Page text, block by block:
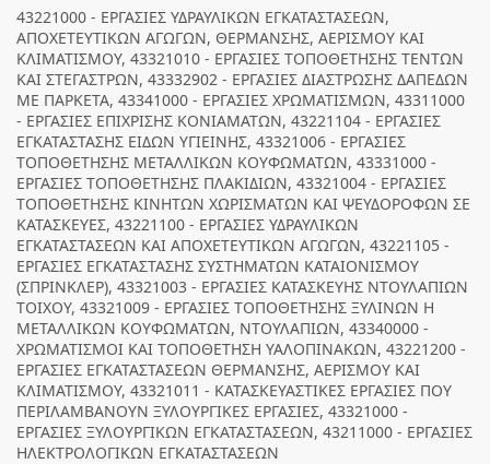
43221000 - ΕΡΓΑΣΙΕΣ ΥΔΡΑΥΛΙΚΩΝ ΕΓΚΑΤΑΣΤΑΣΕΩΝ,
ΑΠΟΧΕΤΕΥΤΙΚΩΝ ΑΓΩΓΩΝ, ΘΕΡΜΑΝΣΗΣ, ΑΕΡΙΣΜΟΥ ΚΑΙ
ΚΛΙΜΑΤΙΣΜΟΥ, 43321010 - ΕΡΓΑΣΙΕΣ ΤΟΠΟΘΕΤΗΣΗΣ ΤΕΝΤΩΝ
ΚΑΙ ΣΤΕΓΑΣΤΡΩΝ, 43332902 - ΕΡΓΑΣΙΕΣ ΔΙΑΣΤΡΩΣΗΣ ΔΑΠΕΔΩΝ
ΜΕ ΠΑΡΚΕΤΑ, 43341000 - ΕΡΓΑΣΙΕΣ ΧΡΩΜΑΤΙΣΜΩΝ, 43311000
- ΕΡΓΑΣΙΕΣ ΕΠΙΧΡΙΣΗΣ ΚΟΝΙΑΜΑΤΩΝ, 43221104 - ΕΡΓΑΣΙΕΣ
ΕΓΚΑΤΑΣΤΑΣΗΣ ΕΙΔΩΝ ΥΓΙΕΙΝΗΣ, 43321006 - ΕΡΓΑΣΙΕΣ
ΤΟΠΟΘΕΤΗΣΗΣ ΜΕΤΑΛΛΙΚΩΝ ΚΟΥΦΩΜΑΤΩΝ, 43331000 -
ΕΡΓΑΣΙΕΣ ΤΟΠΟΘΕΤΗΣΗΣ ΠΛΑΚΙΔΙΩΝ, 43321004 - ΕΡΓΑΣΙΕΣ
ΤΟΠΟΘΕΤΗΣΗΣ ΚΙΝΗΤΩΝ ΧΩΡΙΣΜΑΤΩΝ ΚΑΙ ΨΕΥΔΟΡΟΦΩΝ ΣΕ
ΚΑΤΑΣΚΕΥΕΣ, 43221100 - ΕΡΓΑΣΙΕΣ ΥΔΡΑΥΛΙΚΩΝ
ΕΓΚΑΤΑΣΤΑΣΕΩΝ ΚΑΙ ΑΠΟΧΕΤΕΥΤΙΚΩΝ ΑΓΩΓΩΝ, 43221105 -
ΕΡΓΑΣΙΕΣ ΕΓΚΑΤΑΣΤΑΣΗΣ ΣΥΣΤΗΜΑΤΩΝ ΚΑΤΑΙΟΝΙΣΜΟΥ
(ΣΠΡΙΝΚΛΕΡ), 43321003 - ΕΡΓΑΣΙΕΣ ΚΑΤΑΣΚΕΥΗΣ ΝΤΟΥΛΑΠΙΩΝ
ΤΟΙΧΟΥ, 43321009 - ΕΡΓΑΣΙΕΣ ΤΟΠΟΘΕΤΗΣΗΣ ΞΥΛΙΝΩΝ Η
ΜΕΤΑΛΛΙΚΩΝ ΚΟΥΦΩΜΑΤΩΝ, ΝΤΟΥΛΑΠΙΩΝ, 43340000 -
ΧΡΩΜΑΤΙΣΜΟΙ ΚΑΙ ΤΟΠΟΘΕΤΗΣΗ ΥΑΛΟΠΙΝΑΚΩΝ, 43221200 -
ΕΡΓΑΣΙΕΣ ΕΓΚΑΤΑΣΤΑΣΕΩΝ ΘΕΡΜΑΝΣΗΣ, ΑΕΡΙΣΜΟΥ ΚΑΙ
ΚΛΙΜΑΤΙΣΜΟΥ, 43321011 - ΚΑΤΑΣΚΕΥΑΣΤΙΚΕΣ ΕΡΓΑΣΙΕΣ ΠΟΥ
ΠΕΡΙΛΑΜΒΑΝΟΥΝ ΞΥΛΟΥΡΓΙΚΕΣ ΕΡΓΑΣΙΕΣ, 43321000 -
ΕΡΓΑΣΙΕΣ ΞΥΛΟΥΡΓΙΚΩΝ ΕΓΚΑΤΑΣΤΑΣΕΩΝ, 43211000 - ΕΡΓΑΣΙΕΣ
ΗΛΕΚΤΡΟΛΟΓΙΚΩΝ ΕΓΚΑΤΑΣΤΑΣΕΩΝ